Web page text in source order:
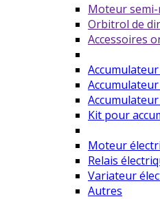
Moteur
Orbitrol de
Accessoires
Kit pour
Moteur
Relais
Variateur
Autres